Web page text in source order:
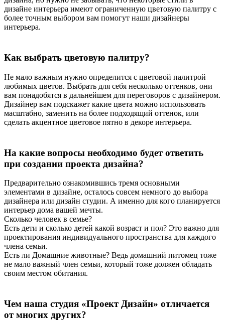
дизайне интерьера имеют ограниченную цветовую палитру с
более точным выбором вам помогут наши дизайнеры
интерьера.
Как выбрать цветовую палитру?
Не мало важным нужно определится с цветовой палитрой
любимых цветов. Выбрать для себя несколько оттенков, они
вам понадобятся в дальнейшем для переговоров с дизайнером.
Дизайнер вам подскажет какие цвета можно использовать
масштабно, заменить на более подходящий оттенок, или
сделать акцентное цветовое пятно в декоре интерьера.
На какие вопросы необходимо будет ответить
при создании проекта дизайна?
Предварительно ознакомившись тремя основными
элементами в дизайне, осталось совсем немного до выбора
дизайнера или дизайн студии. А именно для кого планируется
интерьер дома вашей мечты.
Сколько человек в семье?
Есть дети и сколько детей какой возраст и пол? Это важно для
проектирования индивидуального пространства для каждого
члена семьи.
Есть ли Домашние животные? Ведь домашний питомец тоже
не мало важный член семьи, который тоже должен обладать
своим местом обитания.
Чем наша студия «Проект Дизайн» отличается
от многих других?